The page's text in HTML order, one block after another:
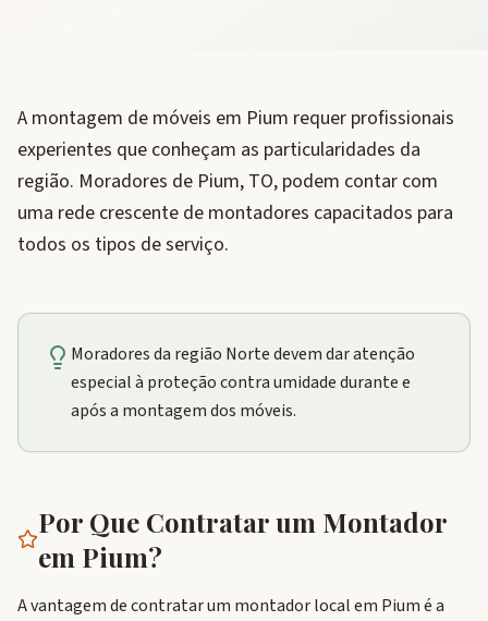
A montagem de móveis em Pium requer profissionais
experientes que conheçam as particularidades da
região. Moradores de Pium, TO, podem contar com
uma rede crescente de montadores capacitados para
todos os tipos de serviço.
Moradores da região Norte devem dar atenção
especial à proteção contra umidade durante e
após a montagem dos móveis.
Por Que Contratar um Montador
em Pium?
A vantagem de contratar um montador local em Pium é a